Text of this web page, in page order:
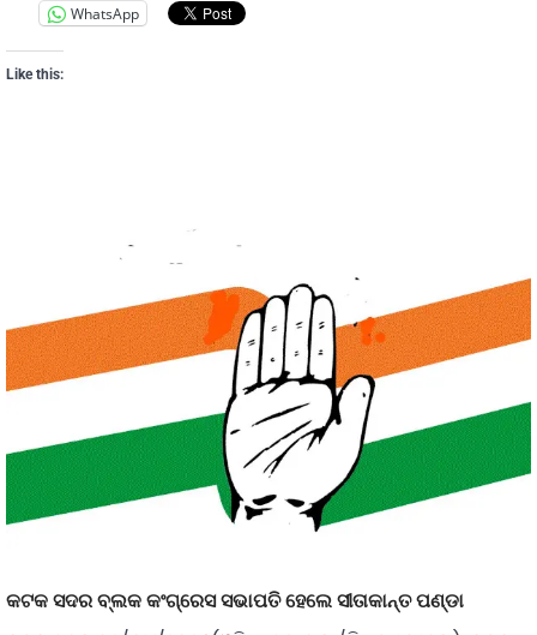
WhatsApp
Like this:
କଟକ ସଦର ବ୍ଲକ କଂଗ୍ରେସ ସଭାପତି ହେଲେ ସୀତାକାନ୍ତ ପଣ୍ଡା